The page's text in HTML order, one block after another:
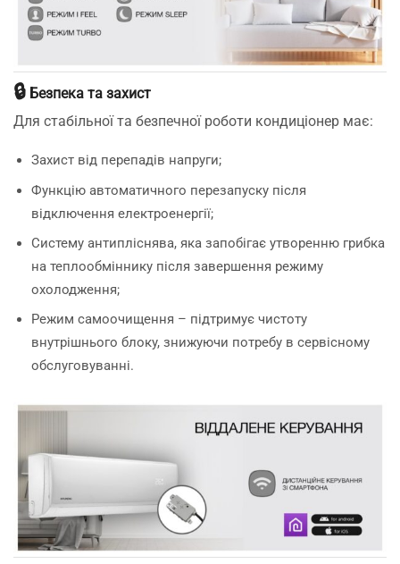
🔒 Безпека та захист
Для стабільної та безпечної роботи кондиціонер має:
Захист від перепадів напруги;
Функцію автоматичного перезапуску після
відключення електроенергії;
Систему антипліснява, яка запобігає утворенню грибка
на теплообміннику після завершення режиму
охолодження;
Режим самоочищення – підтримує чистоту
внутрішнього блоку, знижуючи потребу в сервісному
обслуговуванні.